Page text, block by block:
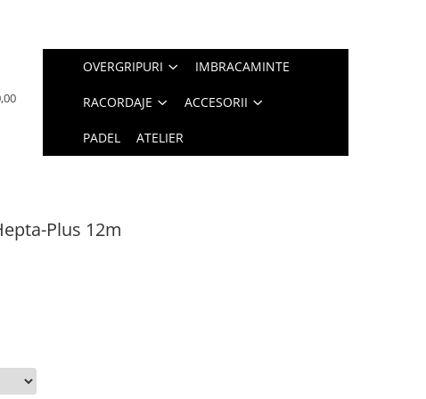
OVERGRIPURI IMBRACAMINTE
RACORDAJE ACCESORII
PADEL ATELIER
Plus 12m